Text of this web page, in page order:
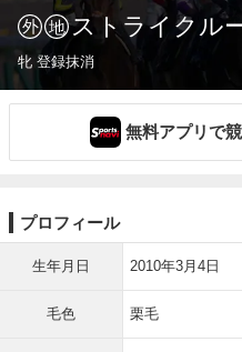
ストライクル
牝 登録抹消
無料アプリで
プロフィール
生年月日 2010年3月4日
毛色 栗毛